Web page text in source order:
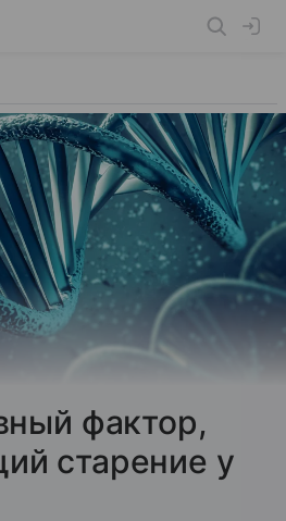
фактор,
старение у